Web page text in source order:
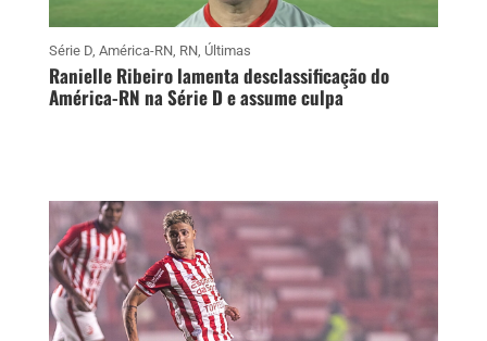
Série D, América-RN, RN, Últimas
Ranielle Ribeiro lamenta desclassificação do
América-RN na Série D e assume culpa